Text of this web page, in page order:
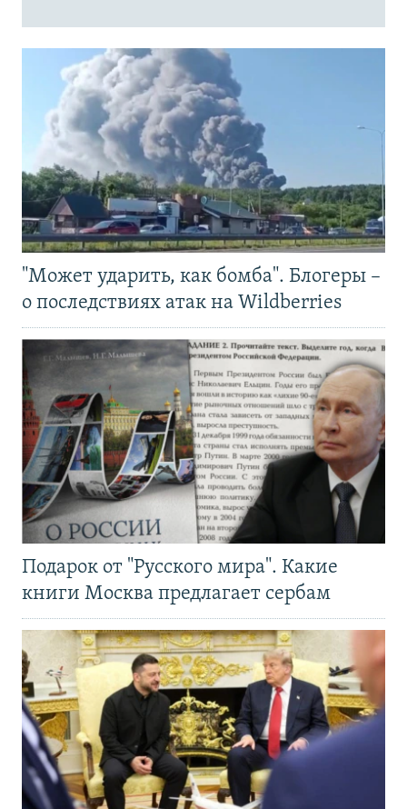
"Может ударить, как бомба". Блогеры –
о последствиях атак на Wildberries
Подарок от "Русского мира". Какие
книги Москва предлагает сербам